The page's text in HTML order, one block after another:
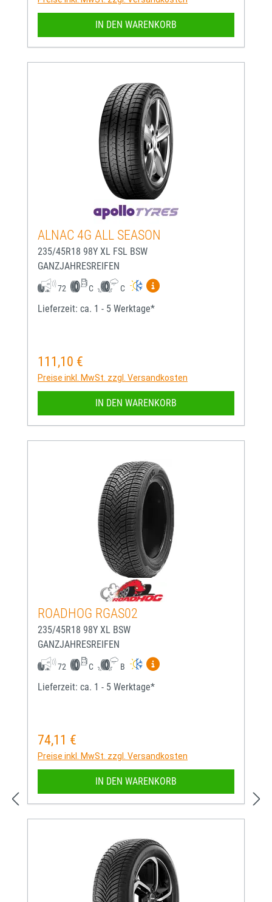
IN DEN WARENKORB
ALNAC 4G ALL SEASON
235/45R18 98Y XL FSL BSW
GANZJAHRESREIFEN
72 C C
Mehr Informationen zum
Lieferzeit: ca. 1 - 5 Werktage*
Regulärer Preis:
111,10 €
Preise inkl. MwSt. zzgl. Versandkosten
IN DEN WARENKORB
ROADHOG RGAS02
235/45R18 98Y XL BSW
GANZJAHRESREIFEN
72 C B
Mehr Informationen zum
Lieferzeit: ca. 1 - 5 Werktage*
Regulärer Preis:
74,11 €
Preise inkl. MwSt. zzgl. Versandkosten
IN DEN WARENKORB